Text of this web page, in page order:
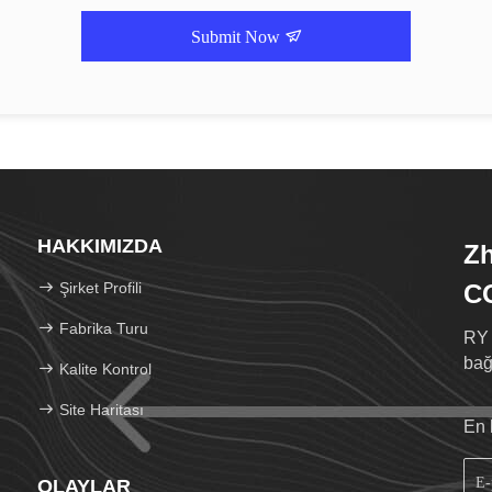
Submit Now
HAKKIMIZDA
Şirket Profili
Fabrika Turu
Kalite Kontrol
Site Haritası
OLAYLAR
RY
En